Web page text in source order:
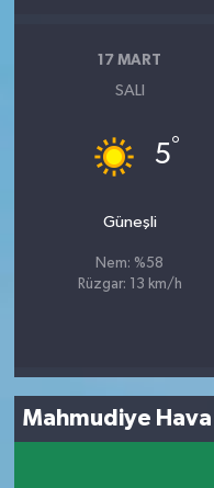
17 MART
SALI
5°
Güneşli
Nem: %58
Rüzgar: 13 km/h
Mahmudiye